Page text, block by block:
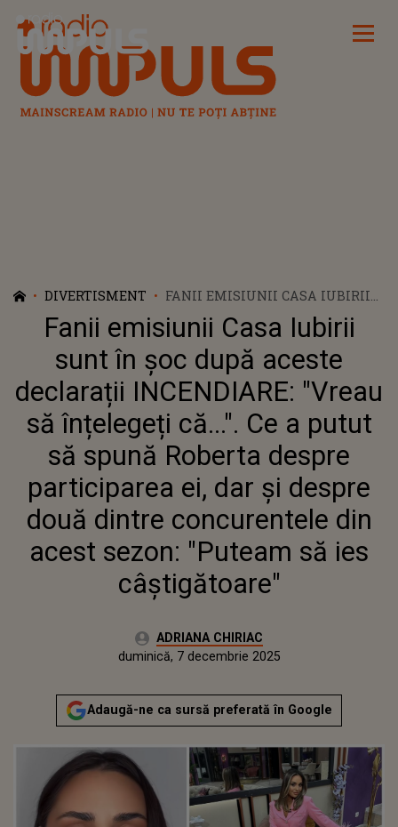
Radio Impuls
DIVERTISMENT
FANII EMISIUNII CASA IUBIRII
SUNT ÎN ȘOC DUPĂ ACESTE
DECLARAȚII INCENDIARE:
"VREAU SĂ ÎNȚELEGEȚI CĂ...". CE
A PUTUT SĂ SPUNĂ ROBERTA
DESPRE PARTICIPAREA EI, DAR ȘI
CONCURENTELE DIN ACEST
SEZON: "PUTEAM SĂ IES
CÂȘTIGĂTOARE"
Fanii emisiunii Casa Iubirii
sunt în șoc după aceste
declarații INCENDIARE: "Vreau
să înțelegeți că...". Ce a putut
să spună Roberta despre
participarea ei, dar și despre
două dintre concurentele din
acest sezon: "Puteam să ies
câștigătoare"
Autor:ADRIANA CHIRIAC
duminică, 7 decembrie 2025
Actualizat:
duminică, 7 decembrie 2025
Adaugă-ne ca sursă preferată în Google